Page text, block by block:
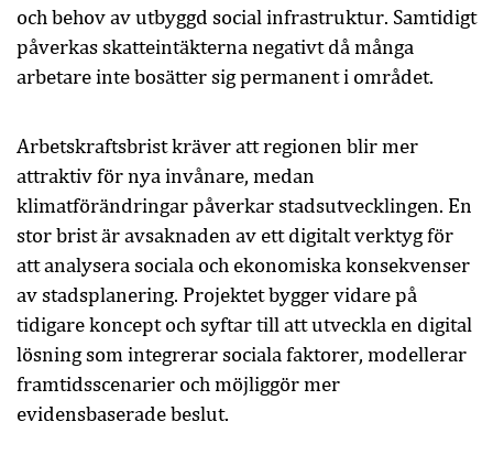
och behov av utbyggd social infrastruktur. Samtidigt
påverkas skatteintäkterna negativt då många
arbetare inte bosätter sig permanent i området.
Arbetskraftsbrist kräver att regionen blir mer
attraktiv för nya invånare, medan
klimatförändringar påverkar stadsutvecklingen. En
stor brist är avsaknaden av ett digitalt verktyg för
att analysera sociala och ekonomiska konsekvenser
av stadsplanering. Projektet bygger vidare på
tidigare koncept och syftar till att utveckla en digital
lösning som integrerar sociala faktorer, modellerar
framtidsscenarier och möjliggör mer
evidensbaserade beslut.